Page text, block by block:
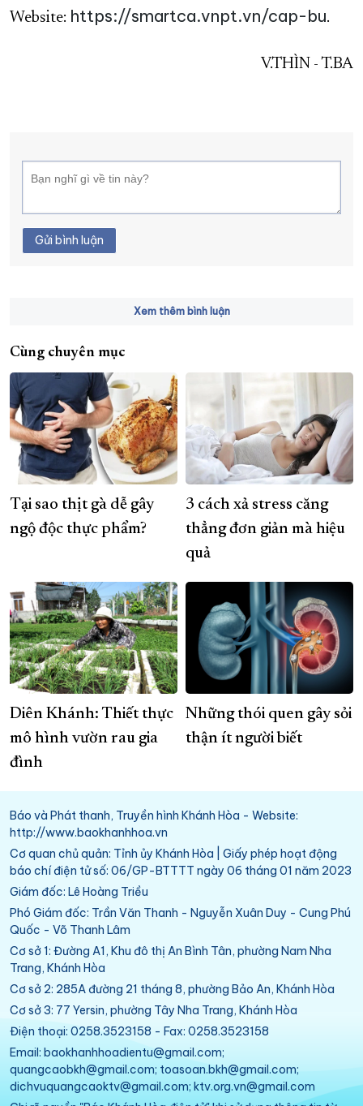
Website: https://smartca.vnpt.vn/cap-bu.
V.THÌN - T.BA
Gửi bình luận
Xem thêm bình luận
Cùng chuyên mục
Tại sao thịt gà dễ gây
ngộ độc thực phẩm?
3 cách xả stress căng
thẳng đơn giản mà hiệu
quả
Diên Khánh: Thiết thực
mô hình vườn rau gia
đình
Những thói quen gây sỏi
thận ít người biết
Báo và Phát thanh, Truyền hình Khánh Hòa - Website:
http://www.baokhanhhoa.vn
Cơ quan chủ quản: Tỉnh ủy Khánh Hòa | Giấy phép hoạt động
báo chí điện tử số: 06/GP-BTTTT ngày 06 tháng 01 năm 2023
Giám đốc: Lê Hoàng Triều
Phó Giám đốc: Trần Văn Thanh - Nguyễn Xuân Duy - Cung Phú
Quốc - Võ Thanh Lâm
Cơ sở 1: Đường A1, Khu đô thị An Bình Tân, phường Nam Nha
Trang, Khánh Hòa
Cơ sở 2: 285A đường 21 tháng 8, phường Bảo An, Khánh Hòa
Cơ sở 3: 77 Yersin, phường Tây Nha Trang, Khánh Hòa
Điện thoại: 0258.3523158 - Fax: 0258.3523158
Email: baokhanhhoadientu@gmail.com;
quangcaobkh@gmail.com; toasoan.bkh@gmail.com;
dichvuquangcaoktv@gmail.com; ktv.org.vn@gmail.com